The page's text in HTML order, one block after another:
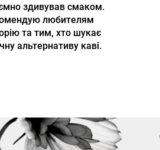
здивував смаком.
любителям
та тим, хто шукає
альтернативу каві.